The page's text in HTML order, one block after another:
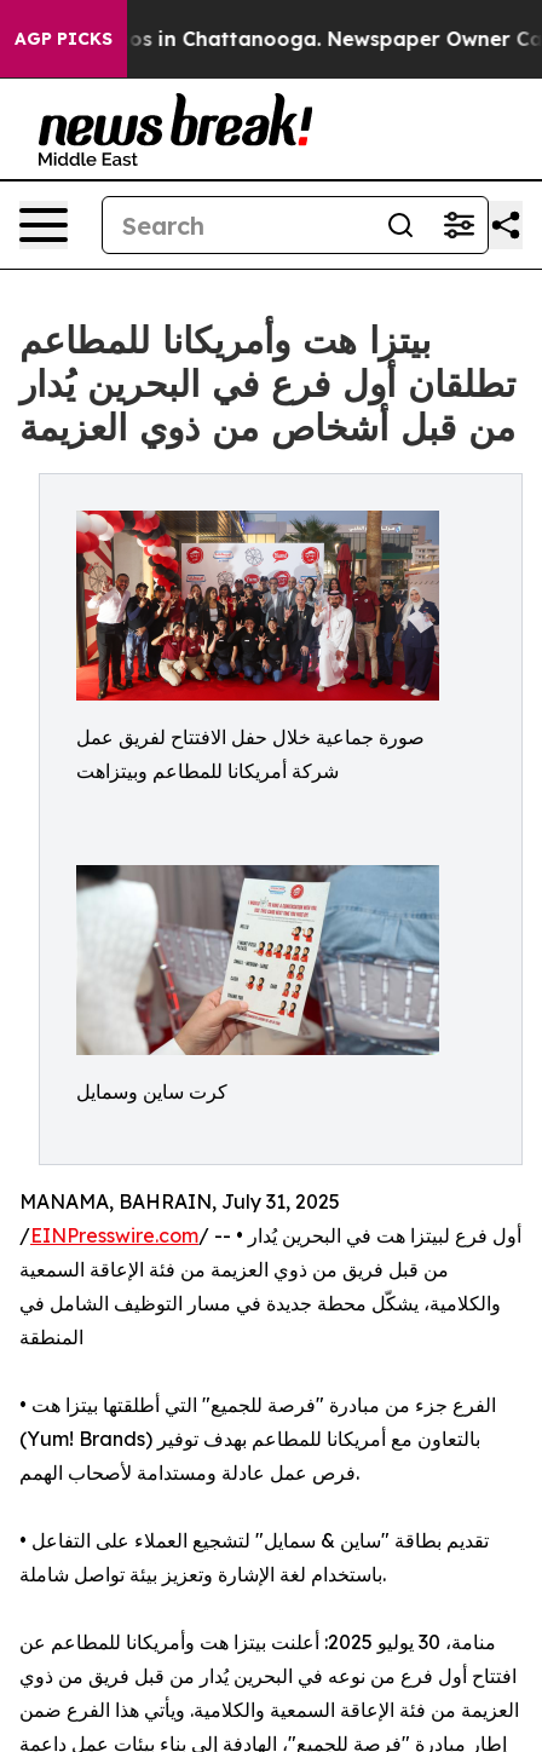
AGP PICKS
Chaos in Chattanooga. Newspaper Owner Calls
بيتزا هت وأمريكانا للمطاعم
تطلقان أول فرع في البحرين يُدار
من قبل أشخاص من ذوي العزيمة
صورة جماعية خلال حفل الافتتاح لفريق عمل
شركة أمريكانا للمطاعم وبيتزاهت
كرت ساين وسمايل
MANAMA, BAHRAIN, July 31, 2025
/EINPresswire.com/ -- • أول فرع لبيتزا هت في البحرين يُدار
من قبل فريق من ذوي العزيمة من فئة الإعاقة السمعية
والكلامية، يشكّل محطة جديدة في مسار التوظيف الشامل في
المنطقة
• الفرع جزء من مبادرة "فرصة للجميع" التي أطلقتها بيتزا هت
(Yum! Brands) بالتعاون مع أمريكانا للمطاعم بهدف توفير
فرص عمل عادلة ومستدامة لأصحاب الهمم.
• تقديم بطاقة "ساين & سمايل" لتشجيع العملاء على التفاعل
باستخدام لغة الإشارة وتعزيز بيئة تواصل شاملة.
منامة، 30 يوليو 2025: أعلنت بيتزا هت وأمريكانا للمطاعم عن
افتتاح أول فرع من نوعه في البحرين يُدار من قبل فريق من ذوي
العزيمة من فئة الإعاقة السمعية والكلامية. ويأتي هذا الفرع ضمن
إطار مبادرة "فرصة للجميع"، الهادفة إلى بناء بيئات عمل داعمة